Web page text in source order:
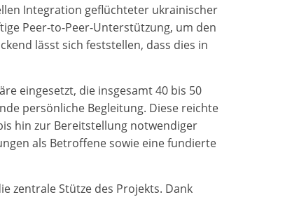
Integration geflüchteter ukrainischer
Peer-to-Peer-Unterstützung, um den
lässt sich feststellen, dass dies in
eingesetzt, die insgesamt 40 bis 50
persönliche Begleitung. Diese reichte
hin zur Bereitstellung notwendiger
als Betroffene sowie eine fundierte
zentrale Stütze des Projekts. Dank